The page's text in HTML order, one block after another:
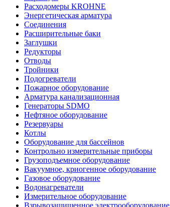
Расходомеры KROHNE
Энергетическая арматура
Соединения
Расширительные баки
Заглушки
Редукторы
Отводы
Тройники
Подогреватели
Пожарное оборудование
Арматура канализационная
Генераторы SDMO
Нефтяное оборудование
Резервуары
Котлы
Оборудование для бассейнов
Контрольно измерительные приборы
Грузоподъемное оборудование
Вакуумное, криогенное оборудование
Газовое оборудование
Водонагреватели
Измерительное оборудование
Взрывозащищенное электрооборудование